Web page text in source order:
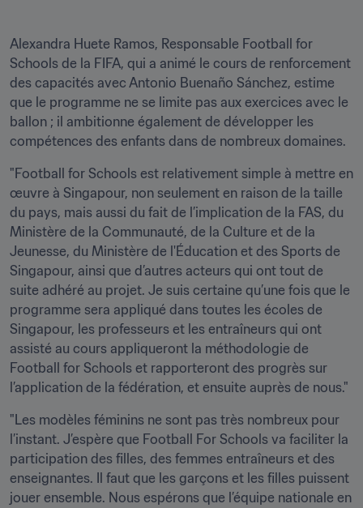
Alexandra Huete Ramos, Responsable Football for
Schools de la FIFA, qui a animé le cours de renforcement
des capacités avec Antonio Buenaño Sánchez, estime
que le programme ne se limite pas aux exercices avec le
ballon ; il ambitionne également de développer les
compétences des enfants dans de nombreux domaines.
"Football for Schools est relativement simple à mettre en
œuvre à Singapour, non seulement en raison de la taille
du pays, mais aussi du fait de l’implication de la FAS, du
Ministère de la Communauté, de la Culture et de la
Jeunesse, du Ministère de l'Éducation et des Sports de
Singapour, ainsi que d’autres acteurs qui ont tout de
suite adhéré au projet. Je suis certaine qu’une fois que le
programme sera appliqué dans toutes les écoles de
Singapour, les professeurs et les entraîneurs qui ont
assisté au cours appliqueront la méthodologie de
Football for Schools et rapporteront des progrès sur
l’application de la fédération, et ensuite auprès de nous."
"Les modèles féminins ne sont pas très nombreux pour
l’instant. J’espère que Football For Schools va faciliter la
participation des filles, des femmes entraîneurs et des
enseignantes. Il faut que les garçons et les filles puissent
jouer ensemble. Nous espérons que l’équipe nationale en